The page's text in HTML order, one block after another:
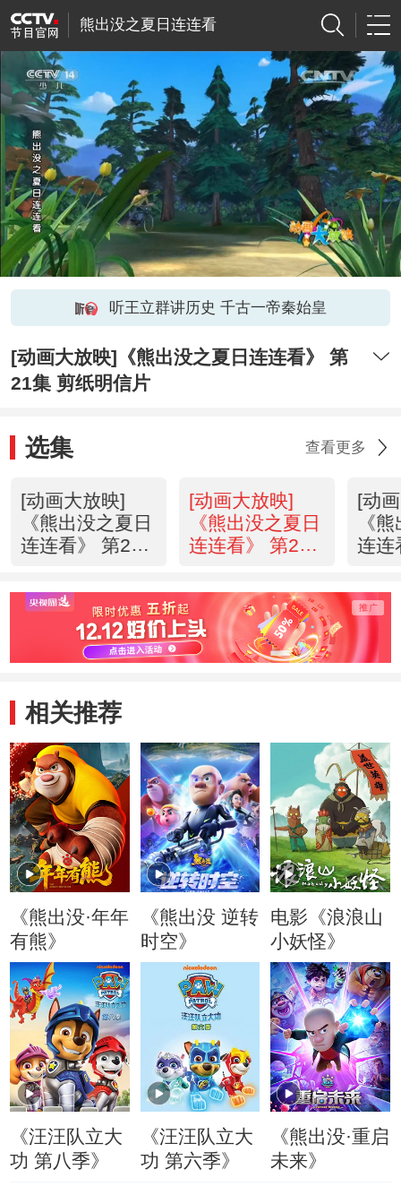
熊出没之夏日连连看
听王立群讲历史 千古一帝秦始皇
[动画大放映]《熊出没之夏日连连看》 第
21集 剪纸明信片
选集 查看更多
[动画大放映]
《熊出没之夏日
连连看》 第20
[动画大放映]
《熊出没之夏日
连连看》 第21
[动
《
连连
相关推荐
《熊出没·年年
有熊》
《熊出没 逆转
时空》
电影《浪浪山
小妖怪》
《汪汪队立大
功 第八季》
《汪汪队立大
功 第六季》
《熊出没·重启
未来》